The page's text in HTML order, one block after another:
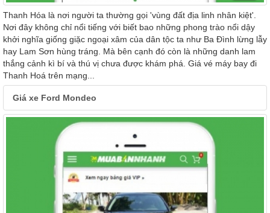
Thanh Hóa là nơi người ta thường gọi 'vùng đất địa linh nhân kiệt'.
Nơi đây không chỉ nổi tiếng với biết bao những phong trào nổi dậy
khởi nghĩa giống giặc ngoại xâm của dân tộc ta như Ba Đình lừng lẫy
hay Lam Sơn hùng tráng. Mà bên cạnh đó còn là những danh lam
thắng cảnh kì bí và thú vị chưa được khám phá. Giá vé máy bay đi
Thanh Hoá trên mạng...
Giá xe Ford Mondeo